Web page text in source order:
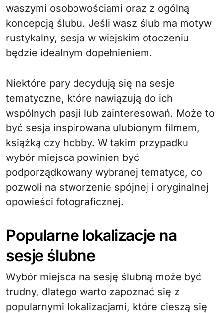
waszymi osobowościami oraz z ogólną
koncepcją ślubu. Jeśli wasz ślub ma motyw
rustykalny, sesja w wiejskim otoczeniu
będzie idealnym dopełnieniem.
Niektóre pary decydują się na sesje
tematyczne, które nawiązują do ich
wspólnych pasji lub zainteresowań. Może to
być sesja inspirowana ulubionym filmem,
książką czy hobby. W takim przypadku
wybór miejsca powinien być
podporządkowany wybranej tematyce, co
pozwoli na stworzenie spójnej i oryginalnej
opowieści fotograficznej.
Popularne lokalizacje na
sesje ślubne
Wybór miejsca na sesję ślubną może być
trudny, dlatego warto zapoznać się z
popularnymi lokalizacjami, które cieszą się